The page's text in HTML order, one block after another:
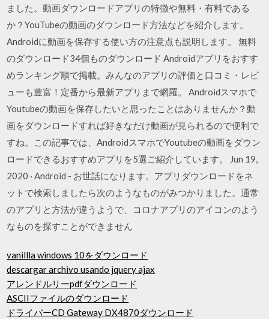
ました。動画ダウンロードアプリの特徴や無料・有料である
か？YouTubeの動画のダウンロード方法などを紹介します。
Androidに動画を保存する使い方の注意点も説明します。 無料
のダウンロード34個ものダウンロード Androidアプリをおすす
めランキング順で掲載。みんなのアプリの評価と口コミ・レビ
ューも豊富！定番から最新アプリまで網羅。 Androidスマホで
Youtubeの動画を保存したいと思ったことはありませんか？動
画をダウンロードすれば好きなだけ動画が見られるので便利で
すね。この記事では、AndroidスマホでYoutubeの動画をダウン
ロードできるおすすめアプリを5選ご紹介しています。 Jun 19,
2020 · Android - お世話になります。アプリダウンロードをネ
ットで検索しましたら次のようなものがみつかりました。通常
のアプリと方法が違うようで、コロナアプリのアイコンのよう
なものを探すことができません
vanillla windows 10をダウンロード
descargar archivo usando jquery ajax
アレンドルリーpdfダウンロード
ASCIIファイルのダウンロード
ドライバーCD Gateway DX4870ダウンロード